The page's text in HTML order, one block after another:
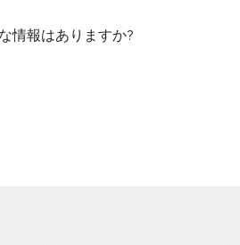
情報はありますか?